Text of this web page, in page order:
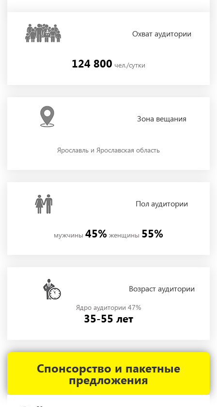
Охватаудитории
124 800 чел./сутки
Зона вещания
Ярославль и Ярославская область
Полаудитории
мужчины 45% женщины 55%
Возраст аудитории
Ядро аудитории 47%
35-55 лет
Спонсорство и пакетные
предложения